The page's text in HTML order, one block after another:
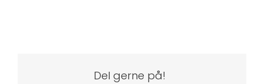
Del gerne på!